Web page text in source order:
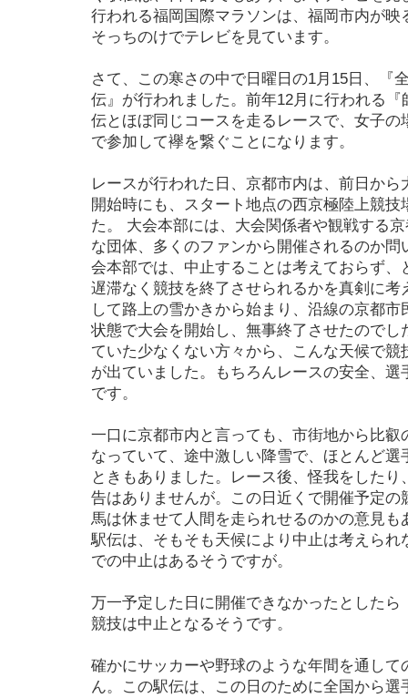
行われる福岡国際マラソンは、福岡市内が映
そっちのけでテレビを見ています。
さて、この寒さの中で日曜日の1月15日、『
伝』が行われました。前年12月に行われる
伝とほぼ同じコースを走るレースで、女子の
で参加して襷を繋ぐことになります。
レースが行われた日、京都市内は、前日か
開始時にも、スタート地点の西京極陸上競
た。 大会本部には、大会関係者や観戦する
な団体、多くのファンから開催されるのか
会本部では、中止することは考えておらず、
遅滞なく競技を終了させられるかを真剣に考
して路上の雪かきから始まり、沿線の京都
状態で大会を開始し、無事終了させたのでし
ていた少なくない方々から、こんな天候で
が出ていました。もちろんレースの安全、
です。
一口に京都市内と言っても、市街地から比叡
なっていて、途中激しい降雪で、ほとんど
ときもありました。レース後、怪我をした
告はありませんが。この日近くで開催予定の
馬は休ませて人間を走られせるのかの意見も
駅伝は、そもそも天候により中止は考えられ
での中止はあるそうですが。
万一予定した日に開催できなかったとしたら
競技は中止となるそうです。
確かにサッカーや野球のような年間を通して
ん。この駅伝は、この日のために全国から